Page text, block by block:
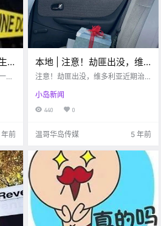
人
年前
本地 | 注意！劫匪出没，维
多利亚近期治安极不安全！
注意！劫匪出没，维多利亚近期治
小岛新闻
440 0
温哥华岛传媒 5 年前